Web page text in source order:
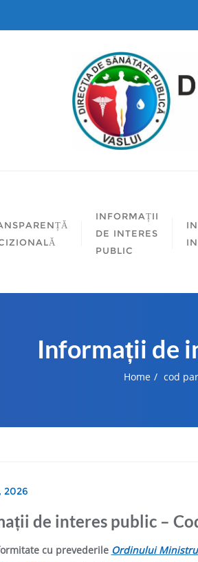
INFORMAȚII
DE INTERES
PUBLIC
Informații de
Home cod
2026
de interes public –
cu prevederile Ordinului